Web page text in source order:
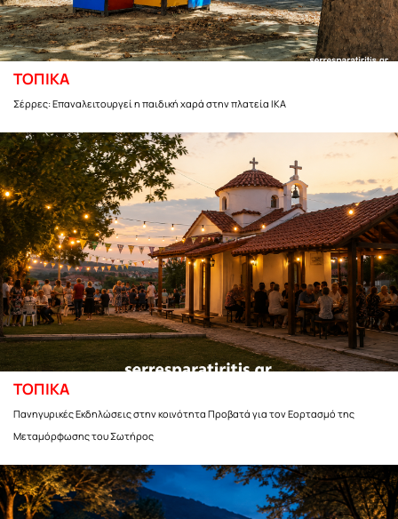
ΤΟΠΙΚΑ
Σέρρες: Επαναλειτουργεί η παιδική χαρά στην πλατεία ΙΚΑ
ΤΟΠΙΚΑ
Πανηγυρικές Εκδηλώσεις στην κοινότητα Προβατά για τον Εορτασμό της
Μεταμόρφωσης του Σωτήρος